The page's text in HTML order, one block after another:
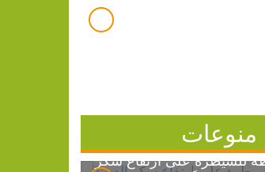
منوعات
للسيطرة على ارتفاع سكر